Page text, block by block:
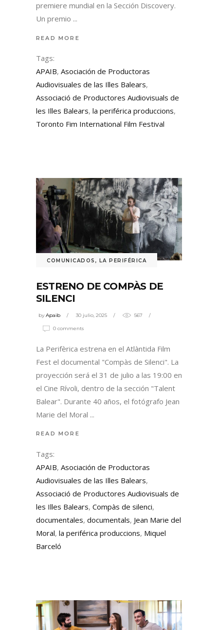
premiere mundial en la Sección Discovery.
Un premio
READ MORE
Tags:
APAIB, Asociación de Productoras
Audiovisuales de las Illes Balears,
Associació de Productores Audiovisuals de
les Illes Balears, la periférica produccions,
Toronto Fim International Film Festival
COMUNICADOS , LA PERIFÉRICA
ESTRENO DE COMPÀS DE
SILENCI
byApaib 30 julio, 2025 567
0 comments
La Perifèrica estrena en el Atlàntida Film
Fest el documental "Compàs de Silenci". La
proyección será el 31 de julio a las 19:00 en
el Cine Rívoli, dentro de la sección "Talent
Balear". Durante 40 años, el fotógrafo Jean
Marie del Moral
READ MORE
Tags:
APAIB, Asociación de Productoras
Audiovisuales de las Illes Balears,
Associació de Productores Audiovisuals de
les Illes Balears, Compàs de silenci,
documentales, documentals, Jean Marie del
Moral, la periférica produccions, Miquel
Barceló